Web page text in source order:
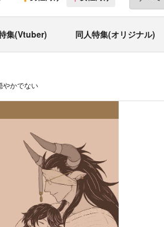
集(Vtuber) 同人特集(オリジナル)
やかでない